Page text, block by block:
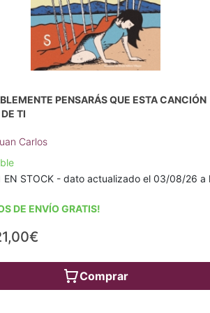
PENSARÁS QUE ESTA CANCIÓN
TI
Carlos
EN STOCK - dato actualizado el 03/08/26 a
DE ENVÍO GRATIS!
Comprar